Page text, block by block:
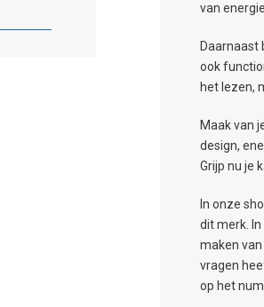
van
Daarnaast
ook
het lezen,
Maak van
design,
Grijp nu je
In onze
dit merk.
maken
vragen
op het